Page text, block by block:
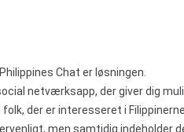
Chat er løsningen.
netværksapp, der giver dig
der er interesseret i
men samtidig indeholder